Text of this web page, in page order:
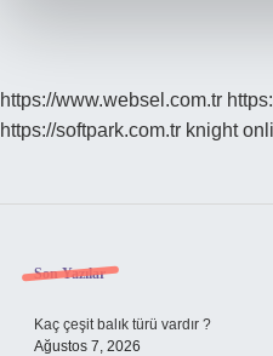
https://www.websel.com.tr
https://softpark.com.tr knight
Sidebar
Son Yazılar
Kaç çeşit balık türü vardır ?
Ağustos 7, 2026